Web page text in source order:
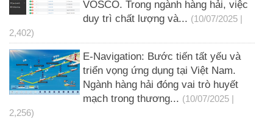
VOSCO. Trong ngành hàng hải, việc
duy trì chất lượng và... (10/07/2025 |
2,402)
E-Navigation: Bước tiến tất yếu và
triển vọng ứng dụng tại Việt Nam.
Ngành hàng hải đóng vai trò huyết
mạch trong thương... (10/07/2025 |
2,256)